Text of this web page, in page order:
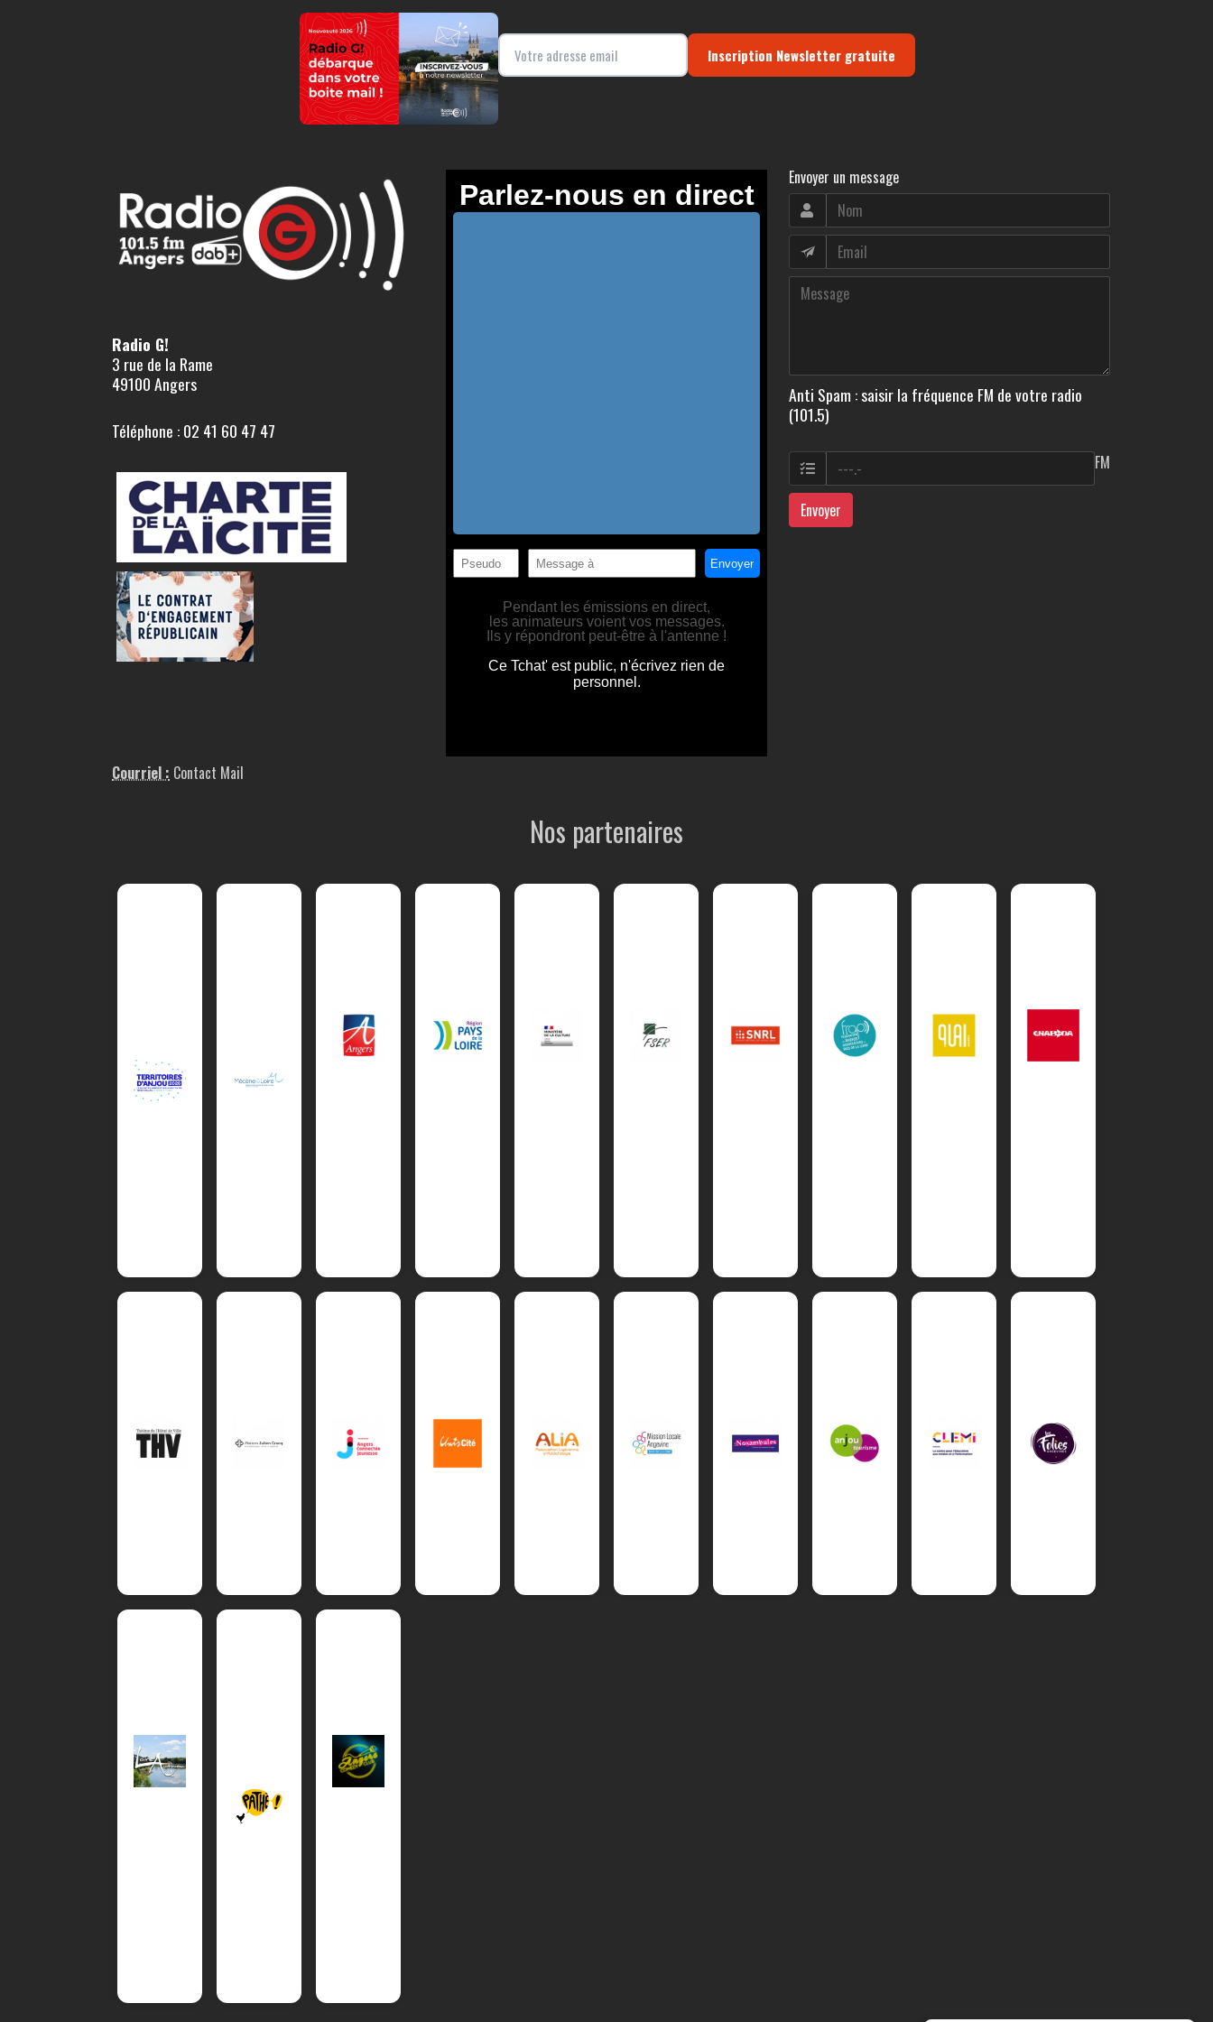
Inscription Newsletter gratuite
Radio G!
3 rue de la Rame
49100 Angers
Téléphone : 02 41 60 47 47
Courriel : Contact Mail
Envoyer un message
Anti Spam : saisir la fréquence FM de votre radio
(101.5)
FM
Envoyer
Nos partenaires